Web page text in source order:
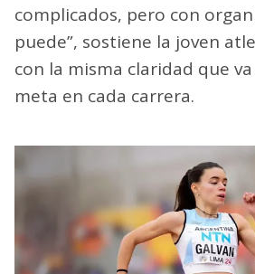
complicados, pero con
puede”, sostiene la joven
con la misma claridad que
meta en cada carrera.